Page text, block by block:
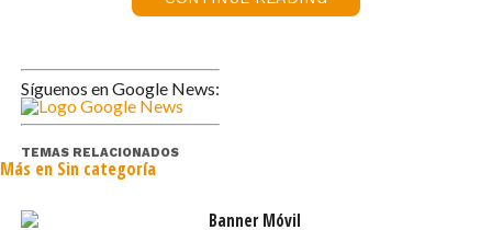
Síguenos en Google News:
TEMAS RELACIONADOS
Más en Sin categoría